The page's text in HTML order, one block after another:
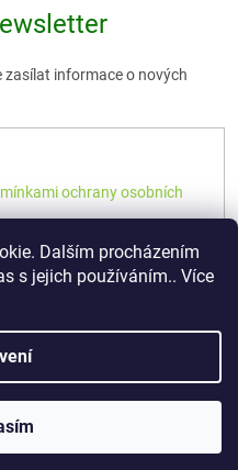
Dalším procházením
s jejich používáním.. Více
zasílat informace o nových
ochrany osobních
Premium
. Všechna práva vyhrazena.